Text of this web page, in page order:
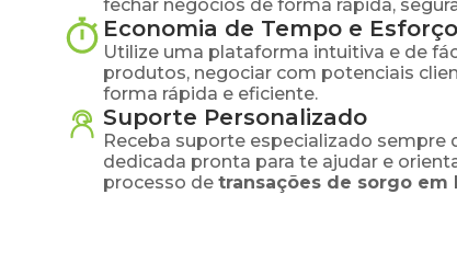
fechar negócios de forma rápida,
Economia de Tempo e Esforço
Utilize uma plataforma intuitiva e de
produtos, negociar com potenciais
forma rápida e eficiente.
Suporte Personalizado
Receba suporte especializado sempre
dedicada pronta para te ajudar e
processo de transações de sorgo em